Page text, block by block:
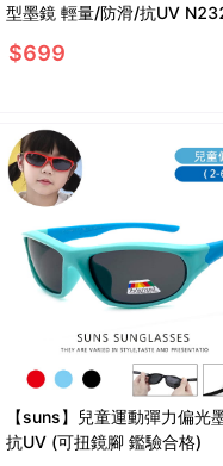
型墨鏡 輕量/防滑/抗UV
$699
【suns】兒童運動彈力偏光
抗UV (可扭鏡腳 鑑驗合格)